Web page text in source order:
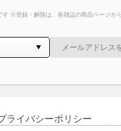
※登録・解除は、各雑誌の商品ページか
ライバシーポリシー